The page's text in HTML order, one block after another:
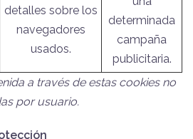
detalles sobre los
navegadores
usados.
determinada
campaña
publicitaria.
a través de estas cookies no
por usuario.